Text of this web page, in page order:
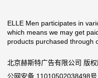
ELLE Men participates in
which means we may get
products purchased through
北京赫斯特广告有限公司 版
公网安备 11010502038498号